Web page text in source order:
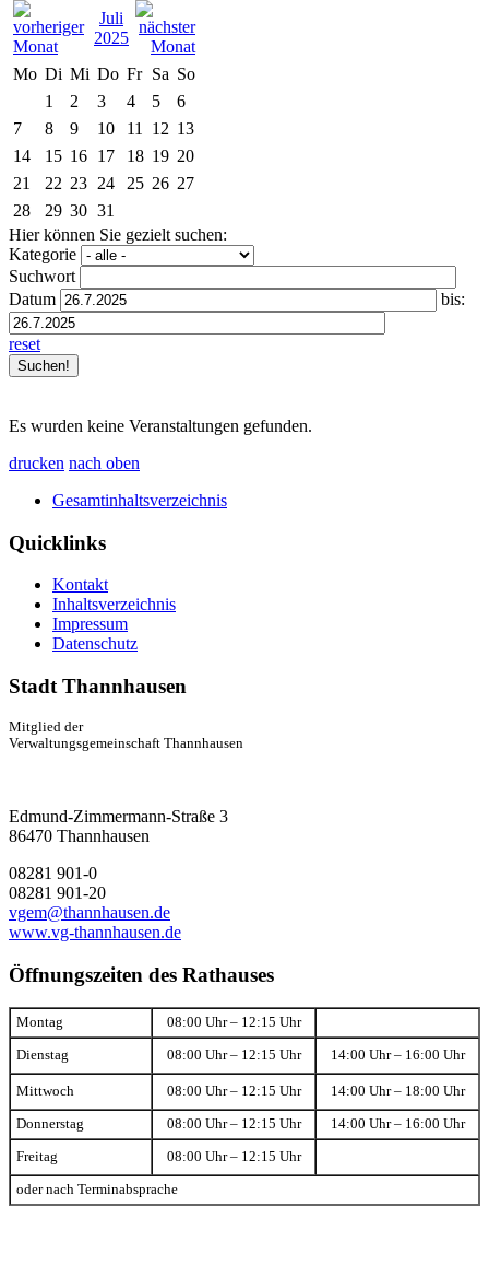
Juli
2025
Mo Di Mi Do Fr Sa So
1
2 3 4 5
6
7
8 9 10 11 12 13
14
15 16 17 18 19 20
21
22 23 24 25 26 27
28
29 30 31
Hier können Sie gezielt suchen:
Kategorie
Suchwort
Datum
bis:
reset
Es wurden keine Veranstaltungen gefunden.
drucken nach oben
Gesamtinhaltsverzeichnis
Quicklinks
Kontakt
Inhaltsverzeichnis
Impressum
Datenschutz
Stadt Thannhausen
Mitglied der
Verwaltungsgemeinschaft Thannhausen
Edmund-Zimmermann-Straße 3
86470 Thannhausen
08281 901-0
08281 901-20
vgem@thannhausen.de
www.vg-thannhausen.de
Öffnungszeiten des Rathauses
Montag 08:00 Uhr – 12:15 Uhr
Dienstag 08:00 Uhr – 12:15 Uhr 14:00 Uhr – 16:00 Uhr
Mittwoch 08:00 Uhr – 12:15 Uhr 14:00 Uhr – 18:00 Uhr
Donnerstag 08:00 Uhr – 12:15 Uhr 14:00 Uhr – 16:00 Uhr
Freitag 08:00 Uhr – 12:15 Uhr
oder nach Terminabsprache